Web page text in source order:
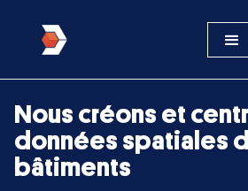
Nous créons et
données spatiales
bâtiments